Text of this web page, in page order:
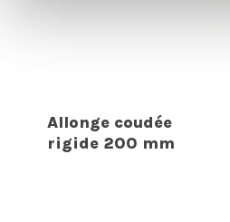
Allonge coudée
rigide 200 mm